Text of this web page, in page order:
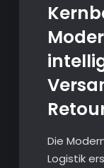
Die
Logistik